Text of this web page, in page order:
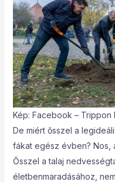
Kép: Facebook – Trippon
De miért ősszel a
fákat egész évben? Nos,
Ősszel a talaj
életbenmaradásához,